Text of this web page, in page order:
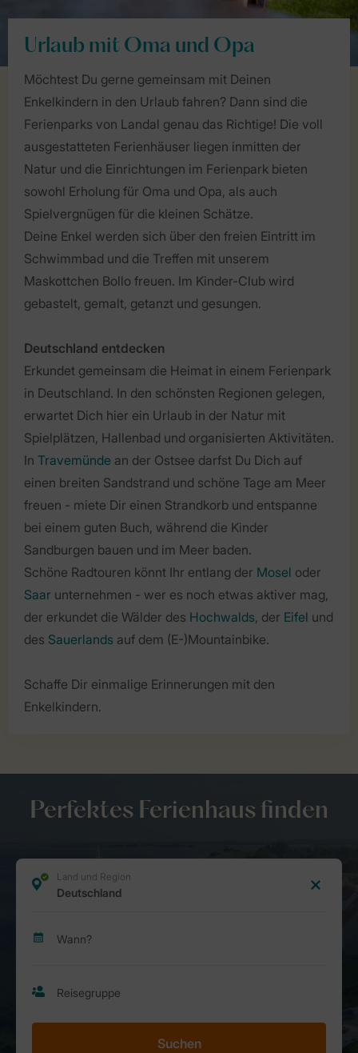
Urlaub mit Oma und Opa
Möchtest Du gerne gemeinsam mit Deinen
Enkelkindern in den Urlaub fahren? Dann sind die
Ferienparks von Landal genau das Richtige! Die voll
ausgestatteten Ferienhäuser liegen inmitten der
Natur und die Einrichtungen im Ferienpark bieten
sowohl Erholung für Oma und Opa, als auch
Spielvergnügen für die kleinen Schätze.
Deine Enkel werden sich über den freien Eintritt im
Schwimmbad und die Treffen mit unserem
Maskottchen Bollo freuen. Im Kinder-Club wird
gebastelt, gemalt, getanzt und gesungen.
Deutschland entdecken
Erkundet gemeinsam die Heimat in einem Ferienpark
in Deutschland. In den schönsten Regionen gelegen,
erwartet Dich hier ein Urlaub in der Natur mit
Spielplätzen, Hallenbad und organisierten Aktivitäten.
In Travemünde an der Ostsee darfst Du Dich auf
einen breiten Sandstrand und schöne Tage am Meer
freuen - miete Dir einen Strandkorb und entspanne
bei einem guten Buch, während die Kinder
Sandburgen bauen und im Meer baden.
Schöne Radtouren könnt Ihr entlang der Mosel oder
Saar unternehmen - wer es noch etwas aktiver mag,
der erkundet die Wälder des Hochwalds, der Eifel und
des Sauerlands auf dem (E-)Mountainbike.
Schaffe Dir einmalige Erinnerungen mit den
Enkelkindern.
Perfektes Ferienhaus finden
Suchen